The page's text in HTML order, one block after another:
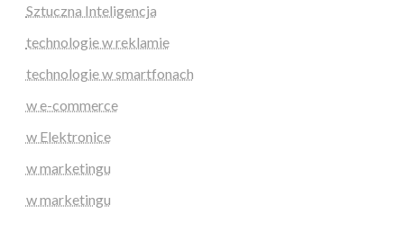
Sztuczna Inteligencja
technologie w reklamie
technologie w smartfonach
w e-commerce
w Elektronice
w marketingu
w marketingu